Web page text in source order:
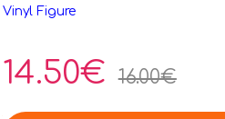
Vinyl Figure
14.50€ 16.00€